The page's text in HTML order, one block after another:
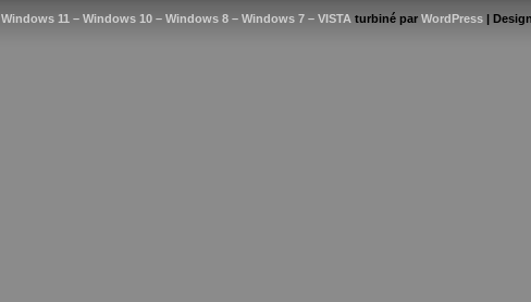
Windows 11 – Windows 10 – Windows 8 – Windows 7 – VISTA turbiné par WordPress |